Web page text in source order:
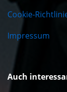
Cookie-
Impressum
Auch